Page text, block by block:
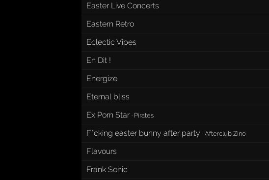
Easter Live Concerts
Eastern Retro
Eclectic Vibes
En Dit !
Energize
Eternal bliss
Ex Porn Star · Pirates
F*cking easter bunny after party ·Afterclub Zino
Flavours
Frank Sonic